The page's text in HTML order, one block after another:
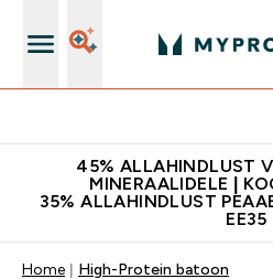
45% ALLAHINDLUST
MINERAALIDELE |
35% ALLAHINDLUST
EE35
Home High-Protein batoon